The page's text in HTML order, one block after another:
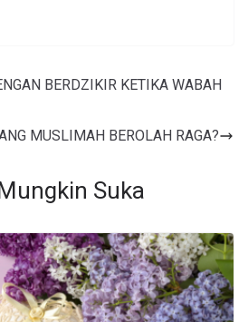
BERDZIKIR KETIKA WABAH
MUSLIMAH BEROLAH RAGA?
Suka